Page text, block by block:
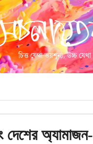
দেশের অ্যামাজন-